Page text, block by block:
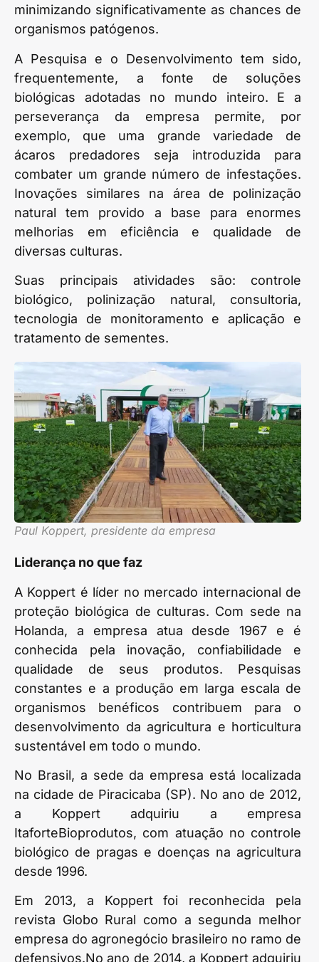
minimizando significativamente as chances de
organismos patógenos.
A Pesquisa e o Desenvolvimento tem sido,
frequentemente, a fonte de soluções
biológicas adotadas no mundo inteiro. E a
perseverança da empresa permite, por
exemplo, que uma grande variedade de
ácaros predadores seja introduzida para
combater um grande número de infestações.
Inovações similares na área de polinização
natural tem provido a base para enormes
melhorias em eficiência e qualidade de
diversas culturas.
Suas principais atividades são: controle
biológico, polinização natural, consultoria,
tecnologia de monitoramento e aplicação e
tratamento de sementes.
Paul Koppert, presidente da empresa
Liderança no que faz
A Koppert é líder no mercado internacional de
proteção biológica de culturas. Com sede na
Holanda, a empresa atua desde 1967 e é
conhecida pela inovação, confiabilidade e
qualidade de seus produtos. Pesquisas
constantes e a produção em larga escala de
organismos benéficos contribuem para o
desenvolvimento da agricultura e horticultura
sustentável em todo o mundo.
No Brasil, a sede da empresa está localizada
na cidade de Piracicaba (SP). No ano de 2012,
a Koppert adquiriu a empresa
ItaforteBioprodutos, com atuação no controle
biológico de pragas e doenças na agricultura
desde 1996.
Em 2013, a Koppert foi reconhecida pela
revista Globo Rural como a segunda melhor
empresa do agronegócio brasileiro no ramo de
defensivos.No ano de 2014, a Koppert adquiriu